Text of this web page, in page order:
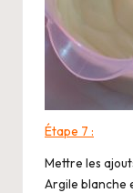
Étape 7 :
Mettre les
Argile blanche